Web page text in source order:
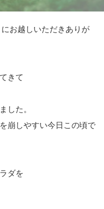
お越しいただきありが
きて
した。
崩しやすい今日この頃で
ダを